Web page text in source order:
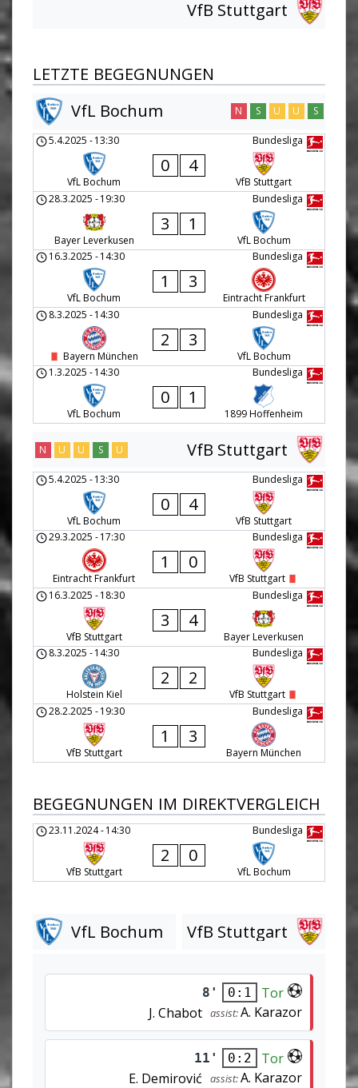
VfB Stuttgart
LETZTE BEGEGNUNGEN
VfL Bochum
N S U U S
Bundesliga
5.4.2025 -13:30
VfL Bochum
0 4
VfB Stuttgart
Bundesliga
28.3.2025 -19:30
Bayer Leverkusen
3 1
VfL Bochum
Bundesliga
16.3.2025 -14:30
VfL Bochum
1 3
Eintracht Frankfurt
Bundesliga
8.3.2025 -14:30
Bayern München
2 3
VfL Bochum
Bundesliga
1.3.2025 -14:30
VfL Bochum
0 1
1899 Hoffenheim
VfB Stuttgart
N U U S U
Bundesliga
5.4.2025 -13:30
VfL Bochum
0 4
VfB Stuttgart
Bundesliga
29.3.2025 -17:30
Eintracht Frankfurt
1 0
VfB Stuttgart
Bundesliga
16.3.2025 -18:30
VfB Stuttgart
3 4
Bayer Leverkusen
Bundesliga
8.3.2025 -14:30
Holstein Kiel
2 2
VfB Stuttgart
Bundesliga
28.2.2025 -19:30
VfB Stuttgart
1 3
Bayern München
BEGEGNUNGEN IM DIREKTVERGLEICH
Bundesliga
23.11.2024-14:30
VfB Stuttgart
2 0
VfL Bochum
VfL Bochum VfB Stuttgart
8' 0:1
Tor
J. Chabot assist:A. Karazor
11' 0:2
Tor
E. Demirović
assist:A. Karazor